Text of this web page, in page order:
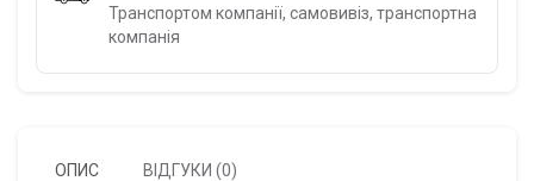
Транспортом компанії, самовивіз, транспортна
компанія
ОПИС ВІДГУКИ (0)